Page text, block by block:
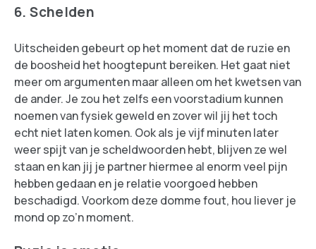
6. Schelden
Uitscheiden gebeurt op het moment dat de ruzie en
de boosheid het hoogtepunt bereiken. Het gaat niet
meer om argumenten maar alleen om het kwetsen van
de ander. Je zou het zelfs een voorstadium kunnen
noemen van fysiek geweld en zover wil jij het toch
echt niet laten komen. Ook als je vijf minuten later
weer spijt van je scheldwoorden hebt, blijven ze wel
staan en kan jij je partner hiermee al enorm veel pijn
hebben gedaan en je relatie voorgoed hebben
beschadigd. Voorkom deze domme fout, hou liever je
mond op zo’n moment.